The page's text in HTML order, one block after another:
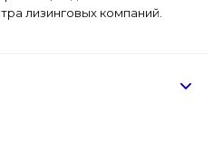
лизинговых компаний